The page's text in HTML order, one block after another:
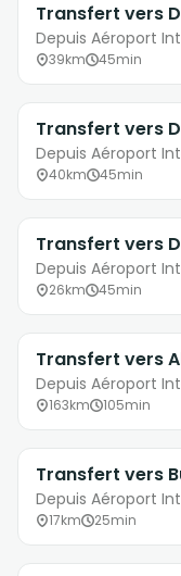
Transfert vers
Depuis Aéroport
39km 45min
Transfert vers
Depuis Aéroport
40km 45min
Transfert vers
Depuis Aéroport
26km 45min
Transfert vers
Depuis Aéroport
163km 105min
Transfert vers
Depuis Aéroport
17km 25min